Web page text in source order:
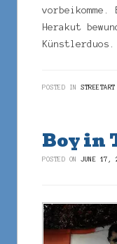
Herakut
Künstlerduos.
POSTED INSTREETART
Boy in
POSTED ON JUNE 17,